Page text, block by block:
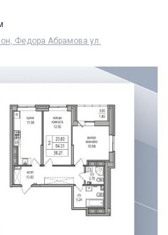
Федора Абрамова ул.